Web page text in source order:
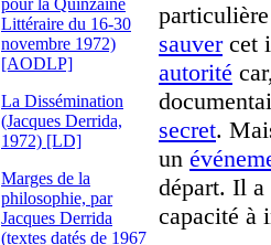
pour la Quinzaine
Littéraire du 16-30
novembre 1972)
[AODLP]
La Dissémination
(Jacques Derrida,
1972) [LD]
Marges de la
philosophie, par
Jacques Derrida
(textes datés de 1967
sauvercet
autorité
secret.
un
départ. Il a
capacité à